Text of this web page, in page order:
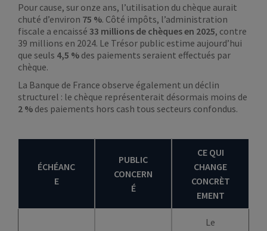
Pour cause, sur onze ans, l’utilisation du chèque aurait
chuté d’environ 75 %. Côté impôts, l’administration
fiscale a encaissé 33 millions de chèques en 2025, contre
39 millions en 2024. Le Trésor public estime aujourd’hui
que seuls 4,5 % des paiements seraient effectués par
chèque.
La Banque de France observe également un déclin
structurel : le chèque représenterait désormais moins de
2 % des paiements hors cash tous secteurs confondus.
ÉCHÉANC
E
PUBLIC
CONCERN
É
CE QUI
CHANGE
CONCRÈT
EMENT
Le